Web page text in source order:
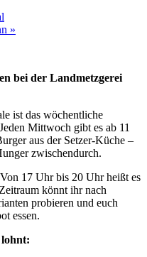
»
bei der Landmetzgerei
ist das wöchentliche
Mittwoch gibt es ab 11
aus der Setzer-Küche –
zwischendurch.
17 Uhr bis 20 Uhr heißt es
könnt ihr nach
probieren und euch
essen.